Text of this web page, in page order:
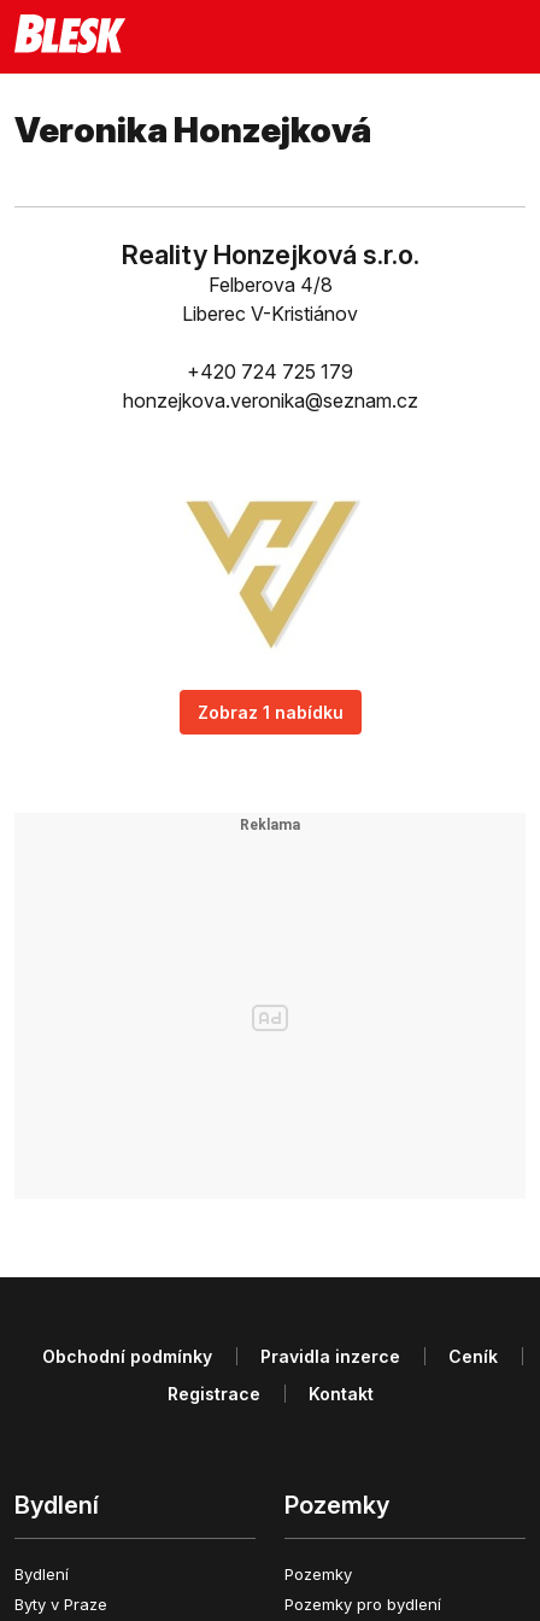
Veronika Honzejková
Reality Honzejková s.r.o.
Felberova 4/8
Liberec V-Kristiánov
+420 724 725 179
honzejkova.veronika@seznam.cz
Zobraz 1 nabídku
Bydlení
Bydlení
Byty v Praze
Pozemky
Pozemky
Pozemky pro bydlení
Obchodní podmínky Pravidla inzerce
Ceník
Registrace
Kontakt